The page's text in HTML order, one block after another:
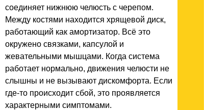
соединяет нижнюю челюсть с черепом.
Между костями находится хрящевой диск,
работающий как амортизатор. Всё это
окружено связками, капсулой и
жевательными мышцами. Когда система
работает нормально, движения челюсти не
слышны и не вызывают дискомфорта. Если
где‑то происходит сбой, это проявляется
характерными симптомами.